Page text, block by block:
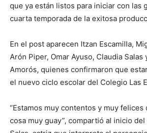
que ya están listos para iniciar con las
cuarta temporada de la exitosa
En el post aparecen Itzan Escamilla,
Arón Piper, Omar Ayuso, Claudia Salas
Amorós, quienes confirmaron que
el nuevo ciclo escolar del Colegio Las
“Estamos muy contentos y muy felices
cosa muy guay”, compartió al inicio